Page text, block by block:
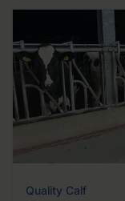
Quality Calf